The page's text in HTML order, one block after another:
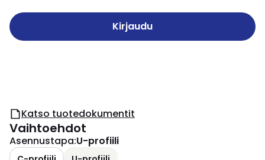
Kirjaudu
Katso tuotedokumentit
Vaihtoehdot
Asennustapa:U-profiili